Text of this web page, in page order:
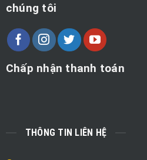
chúng tôi
Chấp nhận thanh toán
THÔNG TIN LIÊN HỆ